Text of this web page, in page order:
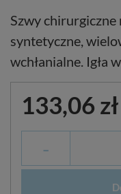
Szwy chirurgiczne
syntetyczne,
wchłanialne. Igła
133,06 zł
-